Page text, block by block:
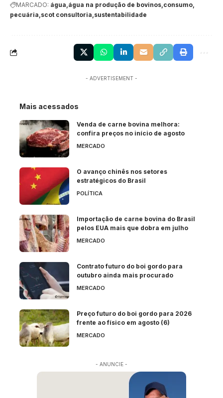
MARCADO: água água na produção de bovinos consumo
pecuária scot consultoria sustentabilidade
- ADVERTISEMENT -
Mais acessados
Venda de carne bovina melhora:
confira preços no início de agosto
MERCADO
O avanço chinês nos setores
estratégicos do Brasil
POLÍTICA
Importação de carne bovina do Brasil
pelos EUA mais que dobra em julho
MERCADO
Contrato futuro do boi gordo para
outubro ainda mais procurado
MERCADO
Preço futuro do boi gordo para 2026
frente ao físico em agosto (6)
MERCADO
- ANUNCIE -